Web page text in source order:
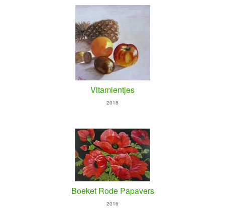
Vitamientjes
2018
Boeket Rode Papavers
2016